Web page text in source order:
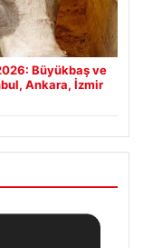
Büyükbaş ve
Ankara, İzmir